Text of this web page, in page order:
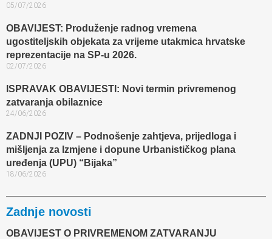
05/07/2026
OBAVIJEST: Produženje radnog vremena
ugostiteljskih objekata za vrijeme utakmica hrvatske
reprezentacije na SP-u 2026.
02/07/2026
ISPRAVAK OBAVIJESTI: Novi termin privremenog
zatvaranja obilaznice​
24/06/2026
ZADNJI POZIV – Podnošenje zahtjeva, prijedloga i
mišljenja za Izmjene i dopune Urbanističkog plana
uređenja (UPU) “Bijaka”
18/06/2026
Zadnje novosti
OBAVIJEST O PRIVREMENOM ZATVARANJU